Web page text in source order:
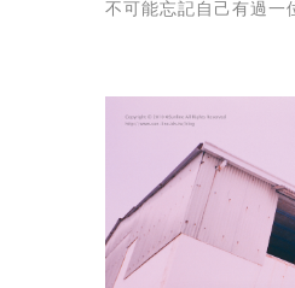
不可能忘記自己有過一